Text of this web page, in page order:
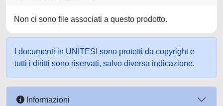
Non ci sono file associati a questo prodotto.
I documenti in UNITESI sono protetti da copyright e
tutti i diritti sono riservati, salvo diversa indicazione.
Informazioni